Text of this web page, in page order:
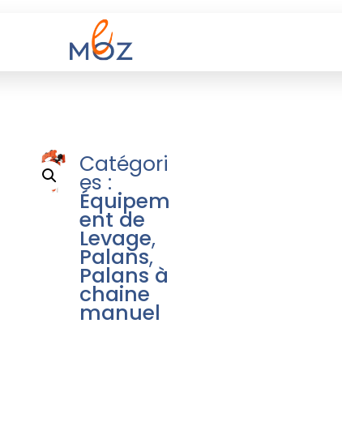
Catégori
es :
Équipem
ent de
Levage,
Palans,
Palans à
chaine
manuel